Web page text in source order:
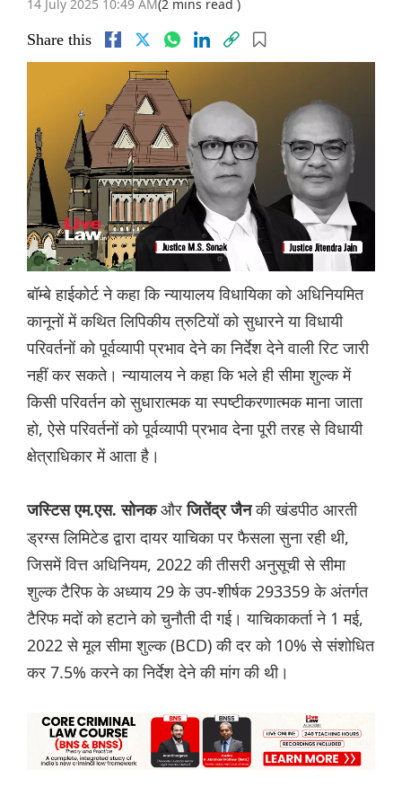
14 July 2025 10:49 AM(2 mins read )
Share this
बॉम्बे हाईकोर्ट ने कहा कि न्यायालय विधायिका को अधिनियमित
कानूनों में कथित लिपिकीय त्रुटियों को सुधारने या विधायी
परिवर्तनों को पूर्वव्यापी प्रभाव देने का निर्देश देने वाली रिट जारी
नहीं कर सकते। न्यायालय ने कहा कि भले ही सीमा शुल्क में
किसी परिवर्तन को सुधारात्मक या स्पष्टीकरणात्मक माना जाता
हो, ऐसे परिवर्तनों को पूर्वव्यापी प्रभाव देना पूरी तरह से विधायी
क्षेत्राधिकार में आता है।
जस्टिस एम.एस. सोनकऔर जितेंद्र जैनकी खंडपीठ आरती
ड्रग्स लिमिटेड द्वारा दायर याचिका पर फैसला सुना रही थी,
जिसमें वित्त अधिनियम, 2022 की तीसरी अनुसूची से सीमा
शुल्क टैरिफ के अध्याय 29 के उप-शीर्षक 293359 के अंतर्गत
टैरिफ मदों को हटाने को चुनौती दी गई। याचिकाकर्ता ने 1 मई,
2022 से मूल सीमा शुल्क (BCD) की दर को 10% से संशोधित
कर 7.5% करने का निर्देश देने की मांग की थी।